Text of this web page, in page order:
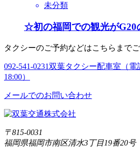
未分類
☆初の福岡での観光が
タクシーのご予約などはこちらまで
092-541-0231双葉タクシー配車室（電
18:00）
メールでのお問い合わせ
〒815-0031
福岡県福岡市南区清水3丁目19番20号